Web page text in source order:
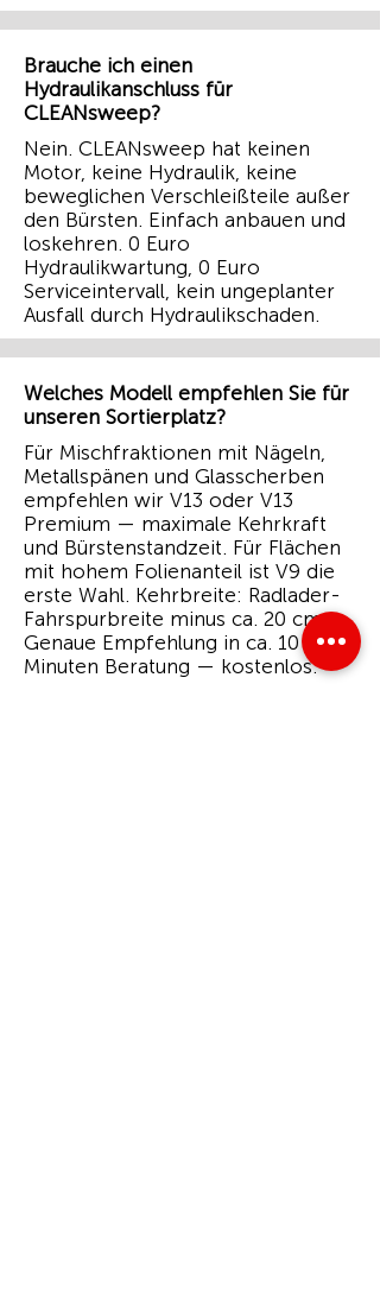
Brauche ich einen
Hydraulikanschluss für
CLEANsweep?
Nein. CLEANsweep hat keinen
Motor, keine Hydraulik, keine
beweglichen Verschleißteile außer
den Bürsten. Einfach anbauen und
loskehren. 0 Euro
Hydraulikwartung, 0 Euro
Serviceintervall, kein ungeplanter
Ausfall durch Hydraulikschaden.
Welches Modell empfehlen Sie für
unseren Sortierplatz?
Für Mischfraktionen mit Nägeln,
Metallspänen und Glasscherben
empfehlen wir V13 oder V13
Premium — maximale Kehrkraft
und Bürstenstandzeit. Für Flächen
mit hohem Folienanteil ist V9 die
erste Wahl. Kehrbreite: Radlader-
Fahrspurbreite minus ca. 20 cm.
Genaue Empfehlung in ca. 10
Minuten Beratung — kostenlos.